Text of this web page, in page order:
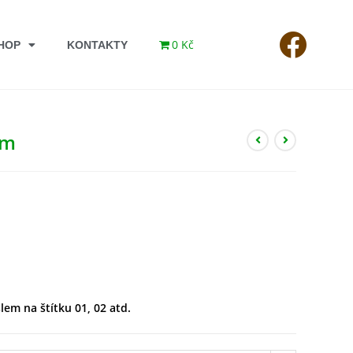
KONTAKTY 0 Kč
na štítku 01, 02 atd.